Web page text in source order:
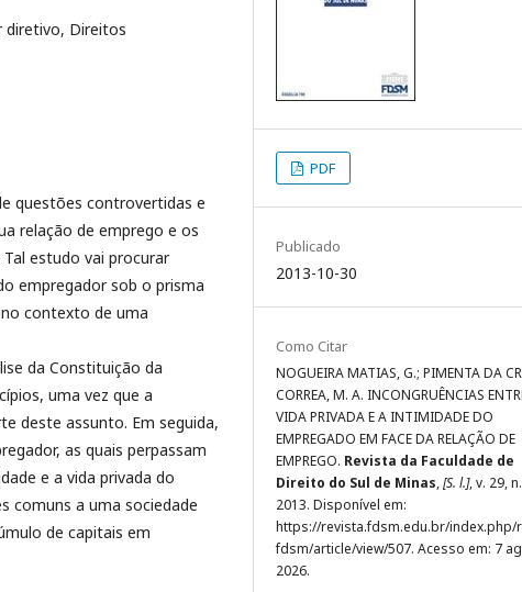
diretivo, Direitos
questões controvertidas e
relação de emprego e os
estudo vai procurar
empregador sob o prisma
contexto de uma
da Constituição da
uma vez que a
deste assunto. Em seguida,
as quais perpassam
e a vida privada do
comuns a uma sociedade
de capitais em
PDF
Publicado
2013-10-30
Como Citar
NOGUEIRA MATIAS, G.; PIMENTA DA
CORREA, M. A. INCONGRUÊNCIAS
VIDA PRIVADA E A INTIMIDADE DO
EMPREGADO EM FACE DA RELAÇÃO DE
EMPREGO. Revista da Faculdade de
Direito do Sul de Minas,[S. l.], v. 29,
2013. Disponível em:
https://revista.fdsm.edu.br/index.php/
fdsm/article/view/507. Acesso em: 7
2026.